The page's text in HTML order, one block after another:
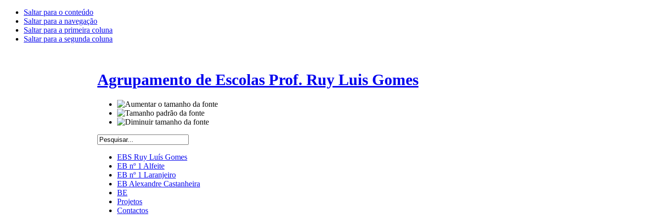
Saltar para o conteúdo
Saltar para a navegação
Saltar para a primeira coluna
Saltar para a segunda coluna
Agrupamento de Escolas Prof. Ruy Luis Gomes
EBS Ruy Luís Gomes
EB nº 1 Alfeite
EB nº 1 Laranjeiro
EB Alexandre Castanheira
BE
Projetos
Contactos